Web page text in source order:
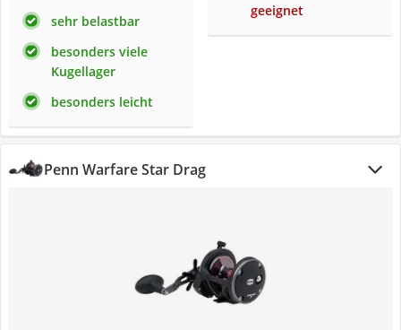
sehr belastbar
besonders viele
Kugellager
besonders leicht
geeignet
Penn Warfare Star Drag